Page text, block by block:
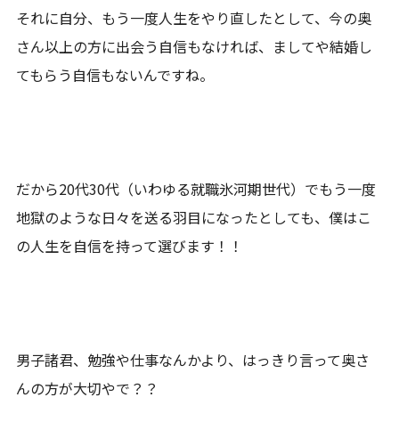
それに自分、もう一度人生をやり直したとして、今の奥
さん以上の方に出会う自信もなければ、ましてや結婚し
てもらう自信もないんですね。
だから20代30代（いわゆる就職氷河期世代）でもう一度
地獄のような日々を送る羽目になったとしても、僕はこ
の人生を自信を持って選びます！！
男子諸君、勉強や仕事なんかより、はっきり言って奥さ
んの方が大切やで？？